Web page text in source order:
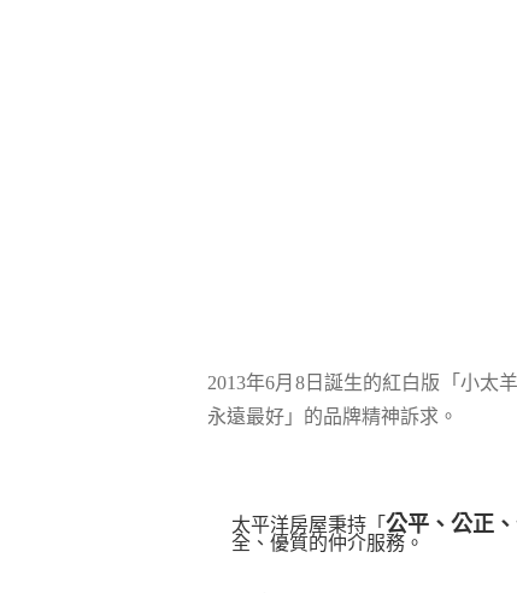
2013年6月8日誕生的紅白版「小太
永遠最好」的品牌精神訴求。
太平洋房屋秉持「 公平、公正
全、優質的仲介服務。